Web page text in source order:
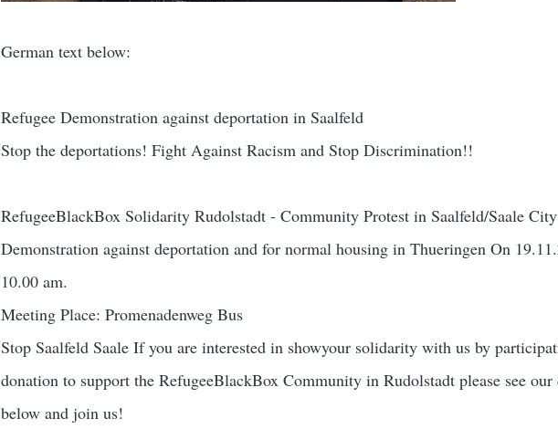
German text below:
Refugee Demonstration against deportation in Saalfeld
Stop the deportations! Fight Against Racism and Stop Discrimination!!
RefugeeBlackBox Solidarity Rudolstadt - Community Protest in Saalfeld/Saale
Demonstration against deportation and for normal housing in Thueringen On
10.00 am.
Meeting Place: Promenadenweg Bus
Stop Saalfeld Saale If you are interested in showyour solidarity with us by
donation to support the RefugeeBlackBox Community in Rudolstadt please see our
below and join us!